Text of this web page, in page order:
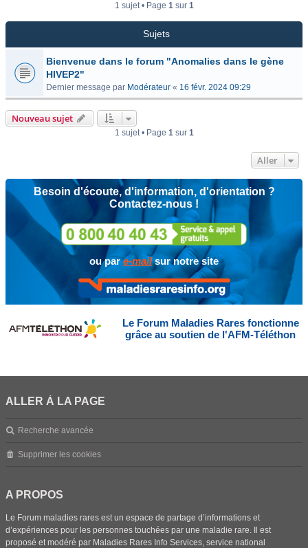
1 sujet • Page 1sur 1
Sujets
Bienvenue dans le forum "Anomalies dans le gène
HIVEP2"
Dernier message par Modérateur « 16 févr. 2024 09:29
Nouveau sujet
1 sujet • Page 1sur 1
Aller
Besoin d'écoute, d'information, d'orientation ?
Contactez-nous !
ou pare-mailsur notre site
Le Forum Maladies Rares fonctionne
grâce au soutien de l'AFM-Téléthon
ALLER À LA PAGE
Recherche avancée
Supprimer les cookies
A PROPOS
Le Forum maladies rares est un espace de partage d’informations et
d’expériences pour les personnes touchées par une maladie rare. Il est
proposé et modéré par Maladies Rares Info Services, service national